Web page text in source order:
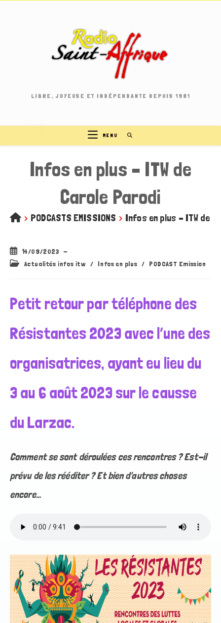
LIBRE, JOYEUSE ET INDÉPENDANTE DEPUIS 1981
MENU
Infos en plus – ITW de
Carole Parodi
> PODCASTS EMISSIONS > Infos en plus – ITW de
Publication
publiée :
14/09/2023
PostActualités infos itw / Infos en plus / PODCAST Emission
Petit retour par téléphone des
Résistantes 2023 avec l’une des
organisatrices, ayant eu lieu du
3 au 6 août 2023 sur le causse
du Larzac.
Comment se sont déroulées ces rencontres ? Est-il
prévu de les rééditer ? Et bien d’autres choses
encore…